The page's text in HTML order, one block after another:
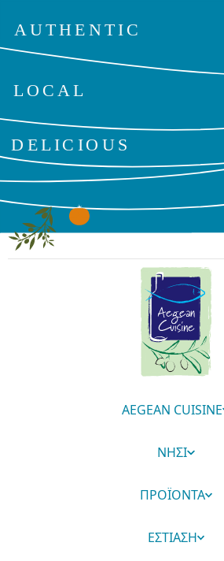
AEGEAN CUISINE
ΝΗΣΙ
ΠΡΟΪΟΝΤΑ
ΕΣΤΙΑΣΗ